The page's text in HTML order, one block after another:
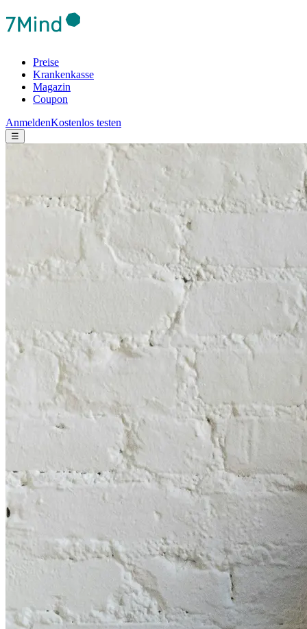
Preise
Krankenkasse
Magazin
Coupon
AnmeldenKostenlos testen
☰